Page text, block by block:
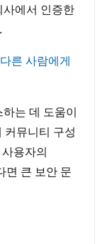
에서 인증한
른 사람에게
는 데 도움이
커뮤니티 구성
용자의
큰 보안 문